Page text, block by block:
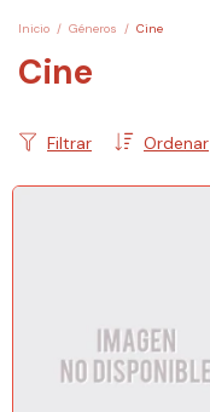
Inicio / Géneros / Cine
Cine
Ordenar
Filtrar